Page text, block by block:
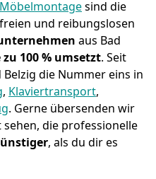
Möbelmontagesind die
und reibungslosen
aus Bad
100 % umsetzt. Seit
die Nummer eins in
, Klaviertransport,
. Gerne übersenden wir
die professionelle
, als du dir es